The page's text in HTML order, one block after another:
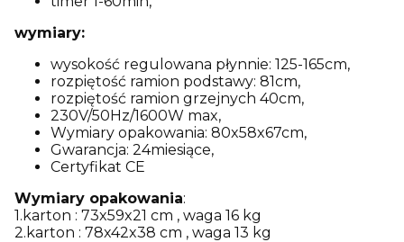
wymiary:
wysokość regulowana płynnie: 125-165cm,
rozpiętość ramion podstawy: 81cm,
rozpiętość ramion grzejnych 40cm,
230V/50Hz/1600W max,
Wymiary opakowania: 80x58x67cm,
Gwarancja: 24miesiące,
Certyfikat CE
Wymiary opakowania:
1.karton : 73x59x21 cm , waga 16 kg
2.karton : 78x42x38 cm , waga 13 kg